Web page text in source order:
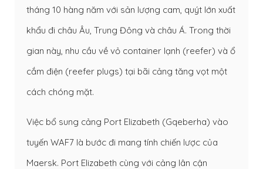
tháng 10 hàng năm với sản lượng cam, quýt lớn xuất
khẩu đi châu Âu, Trung Đông và châu Á. Trong thời
gian này, nhu cầu về vỏ container lạnh (reefer) và ổ
cắm điện (reefer plugs) tại bãi cảng tăng vọt một
cách chóng mặt.
Việc bổ sung cảng Port Elizabeth (Gqeberha) vào
tuyến WAF7 là bước đi mang tính chiến lược của
Maersk. Port Elizabeth cùng với cảng lân cận